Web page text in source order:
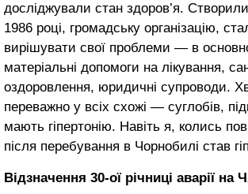
досліджували стан здоров’я.
1986 році, громадську організацію,
вирішувати свої проблеми — в
матеріальні допомоги на лікування,
оздоровлення, юридичні супроводи.
переважно у всіх схожі — суглобів,
мають гіпертонію. Навіть я, колись
після перебування в Чорнобилі став
Відзначення 30-ої річниці аварії на